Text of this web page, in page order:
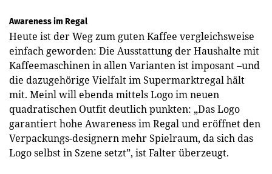
Awareness im Regal
Heute ist der Weg zum guten Kaffee vergleichsweise
einfach geworden: Die Ausstattung der Haushalte mit
Kaffeemaschinen in allen Varianten ist imposant –und
die dazugehörige Vielfalt im Supermarktregal hält
mit. Meinl will ebenda mittels Logo im neuen
quadratischen Outfit deutlich punkten: „Das Logo
garantiert hohe Awareness im Regal und eröffnet den
Verpackungs-designern mehr Spielraum, da sich das
Logo selbst in Szene setzt”, ist Falter überzeugt.